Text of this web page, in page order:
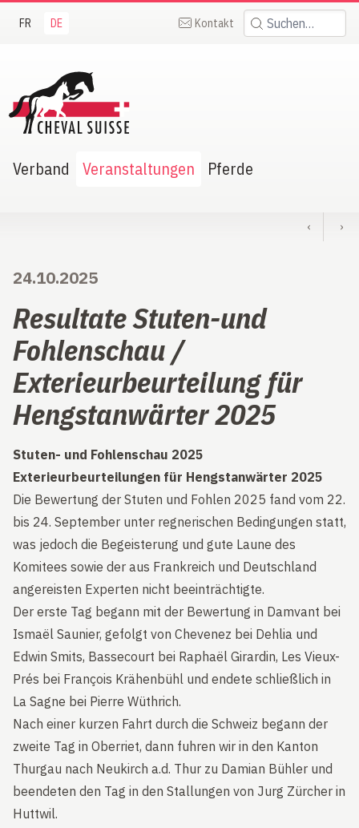
FR DE Kontakt Suchen:
Suisse
Verband Veranstaltungen Pferde
‹ ›
24.10.2025
Resultate Stuten-und
Fohlenschau /
Exterieurbeurteilung für
Hengstanwärter 2025
Stuten- und Fohlenschau 2025
Exterieurbeurteilungen für Hengstanwärter 2025
Die Bewertung der Stuten und Fohlen 2025 fand vom 22.
bis 24. September unter regnerischen Bedingungen statt,
was jedoch die Begeisterung und gute Laune des
Komitees sowie der aus Frankreich und Deutschland
angereisten Experten nicht beeinträchtigte.
Der erste Tag begann mit der Bewertung in Damvant bei
Ismaël Saunier, gefolgt von Chevenez bei Dehlia und
Edwin Smits, Bassecourt bei Raphaël Girardin, Les Vieux-
Prés bei François Krähenbühl und endete schließlich in
La Sagne bei Pierre Wüthrich.
Nach einer kurzen Fahrt durch die Schweiz begann der
zweite Tag in Oberriet, dann fuhren wir in den Kanton
Thurgau nach Neukirch a.d. Thur zu Damian Bühler und
beendeten den Tag in den Stallungen von Jurg Zürcher in
Huttwil.